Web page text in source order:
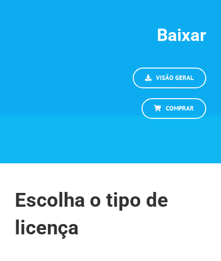
Baixar
VISÃO GERAL
COMPRAR
Escolha o tipo de
licença